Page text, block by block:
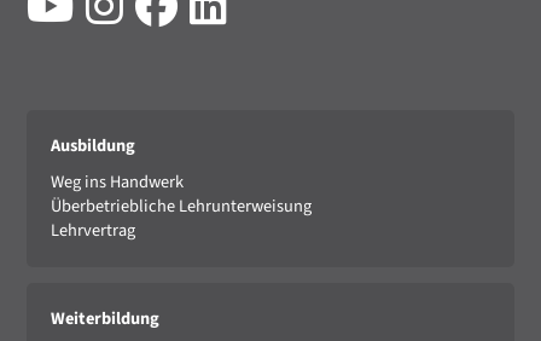
Ausbildung
Weg ins Handwerk
Überbetriebliche Lehrunterweisung
Lehrvertrag
Weiterbildung